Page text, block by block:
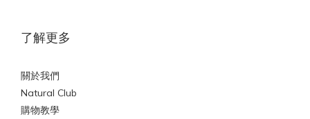
了解更多
關於我們
Natural Club
購物教學